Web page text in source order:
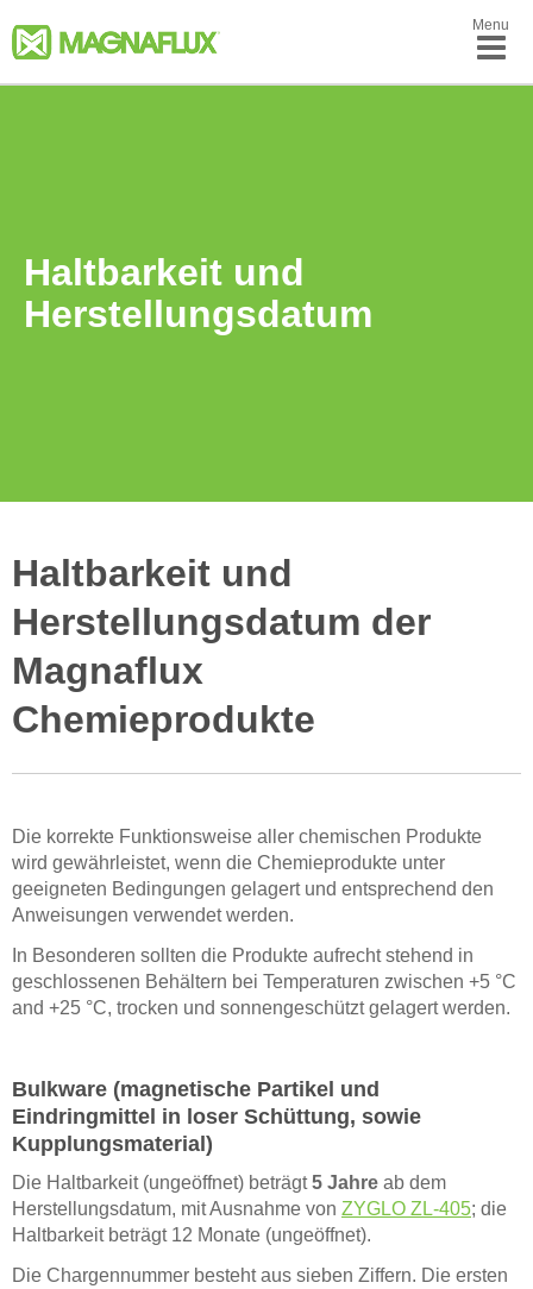
Menu
Haltbarkeit und
Herstellungsdatum
Haltbarkeit und
Herstellungsdatum der
Magnaflux
Chemieprodukte
Die korrekte Funktionsweise aller chemischen Produkte
wird gewährleistet, wenn die Chemieprodukte unter
geeigneten Bedingungen gelagert und entsprechend den
Anweisungen verwendet werden.
In Besonderen sollten die Produkte aufrecht stehend in
geschlossenen Behältern bei Temperaturen zwischen +5 °C
and +25 °C, trocken und sonnengeschützt gelagert werden.
Bulkware (magnetische Partikel und
Eindringmittel in loser Schüttung, sowie
Kupplungsmaterial)
Die Haltbarkeit (ungeöffnet) beträgt5 Jahre ab dem
Herstellungsdatum, mit Ausnahme von ZYGLO ZL-405; die
Haltbarkeit beträgt 12 Monate (ungeöffnet).
Die Chargennummer besteht aus sieben Ziffern. Die ersten